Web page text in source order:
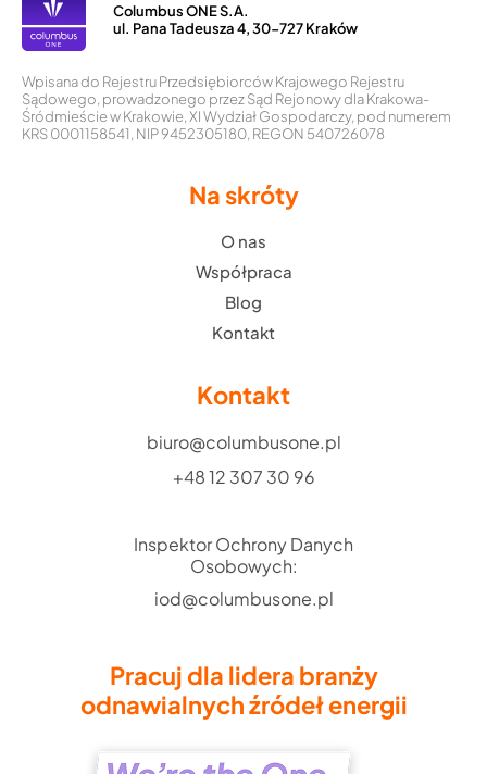
Columbus ONE S.A.
ul. Pana Tadeusza 4, 30-727 Kraków
Wpisana do Rejestru Przedsiębiorców Krajowego Rejestru
Sądowego, prowadzonego przez Sąd Rejonowy dla Krakowa-
Śródmieście w Krakowie, XI Wydział Gospodarczy, pod numerem
KRS 0001158541, NIP 9452305180, REGON 540726078
Na skróty
O nas
Współpraca
Blog
Kontakt
Kontakt
biuro@columbusone.pl
+48 12 307 30 96
Inspektor Ochrony Danych
Osobowych:
iod@columbusone.pl
Pracuj dla lidera branży
odnawialnych źródeł energii